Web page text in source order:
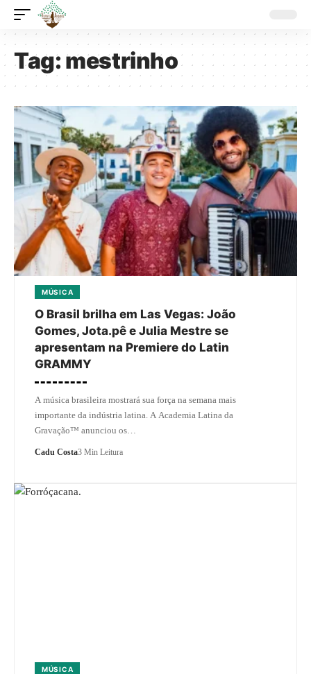
Tag:mestrinho
MÚSICA
O Brasil brilha em Las Vegas: João
Gomes, Jota.pê e Julia Mestre se
apresentam na Premiere do Latin
GRAMMY
A música brasileira mostrará sua força na semana mais
importante da indústria latina. A Academia Latina da
Gravação™ anunciou os…
Cadu Costa3 Min Leitura
MÚSICA